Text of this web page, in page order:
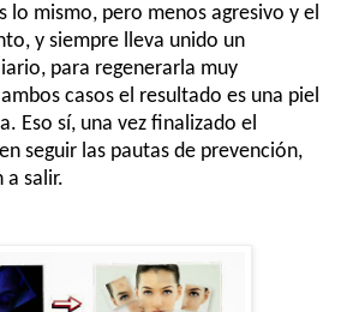
lo mismo, pero menos agresivo y el
y siempre lleva unido un
para regenerarla muy
casos el resultado es una piel
Eso sí, una vez finalizado el
seguir las pautas de prevención,
a salir.